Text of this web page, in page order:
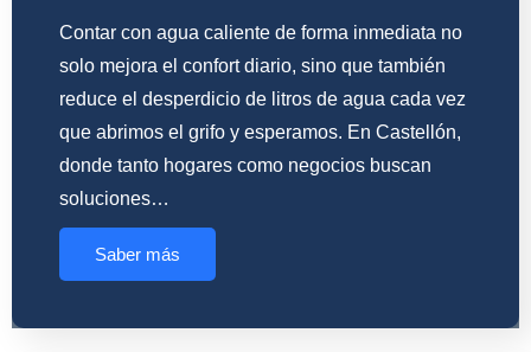
Contar con agua caliente de forma inmediata no
solo mejora el confort diario, sino que también
reduce el desperdicio de litros de agua cada vez
que abrimos el grifo y esperamos. En Castellón,
donde tanto hogares como negocios buscan
soluciones…
Saber más